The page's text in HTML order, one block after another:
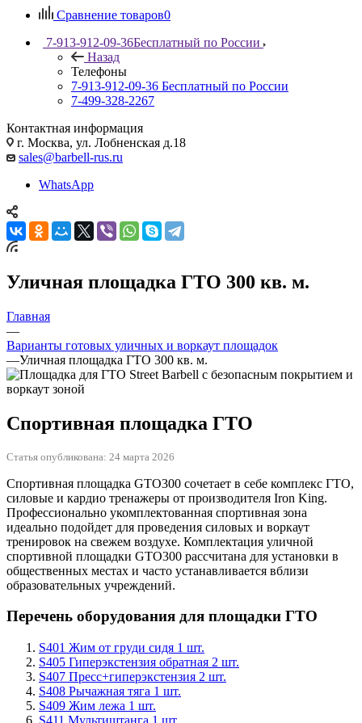
Сравнение товаров0
7-913-912-09-36Бесплатный по России
Назад
Телефоны
7-913-912-09-36 Бесплатный по России
7-499-328-2267
Контактная информация
г. Москва, ул. Лобненская д.18
sales@barbell-rus.ru
WhatsApp
Уличная площадка ГТО 300 кв. м.
Главная
—
Варианты готовых уличных и воркаут площадок
—Уличная площадка ГТО 300 кв. м.
Спортивная площадка ГТО
Статья опубликована: 24 марта 2026
Спортивная площадка GTO300 сочетает в себе комплекс ГТО,
силовые и кардио тренажеры от производителя Iron King.
Профессионально укомплектованная спортивная зона
идеально подойдет для проведения силовых и воркаут
тренировок на свежем воздухе. Комплектация уличной
спортивной площадки GTO300 рассчитана для установки в
общественных местах и часто устанавливается вблизи
образовательных учреждений.
Перечень оборудования для площадки ГТО
S401 Жим от груди сидя 1 шт.
S405 Гиперэкстензия обратная 2 шт.
S407 Пресс+гиперэкстензия 2 шт.
S408 Рычажная тяга 1 шт.
S409 Жим лежа 1 шт.
S411 Мультиштанга 1 шт.